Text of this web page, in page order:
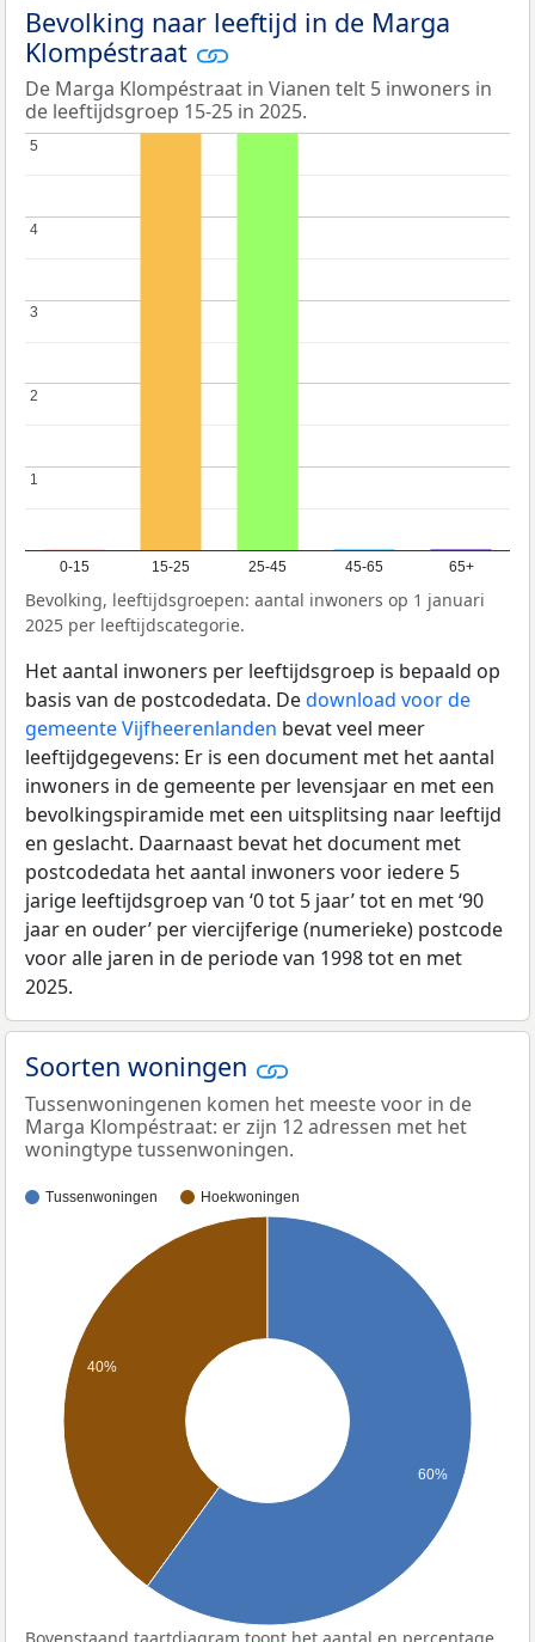
Bevolking naar leeftijd in de Marga
Klompéstraat
De Marga Klompéstraat in Vianen telt 5 inwoners in
de leeftijdsgroep 15-25 in 2025.
0-15 15-25 25-45 45-65 65+
1
1
2
2
3
3
4
4
5
5
Bevolking, leeftijdsgroepen: aantal inwoners op 1 januari
2025 per leeftijdscategorie.
Het aantal inwoners per leeftijdsgroep is bepaald op
basis van de postcodedata. Dedownload voor de
gemeente Vijfheerenlanden bevat veel meer
leeftijdgegevens: Er is een document met het aantal
inwoners in de gemeente per levensjaar en met een
bevolkingspiramide met een uitsplitsing naar leeftijd
en geslacht. Daarnaast bevat het document met
postcodedata het aantal inwoners voor iedere 5
jarige leeftijdsgroep van ‘0 tot 5 jaar’ tot en met ‘90
jaar en ouder’ per viercijferige (numerieke) postcode
voor alle jaren in de periode van 1998 tot en met
2025.
Soorten woningen
Tussenwoningenen komen het meeste voor in de
Marga Klompéstraat: er zijn 12 adressen met het
woningtype tussenwoningen.
Tussenwoningen Hoekwoningen
40%
60%
Bovenstaand taartdiagram toont het aantal en percentage